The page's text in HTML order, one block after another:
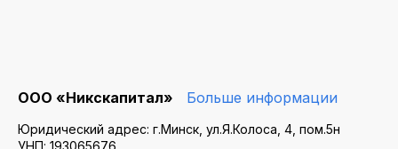
ООО «Никскапитал» Больше информации
Юридический адрес: г.Минск, ул.Я.Колоса, 4, пом.5н
УНП: 193065676